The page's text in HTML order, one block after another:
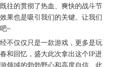
往的贯彻了热血、爽快的战斗节
果也是吸引我们的关键。让我们
~
不仅仅只是一款游戏，更多是玩
和回忆，盛大此次拿出这个IP进
领域的勃勃野心和高度自信。此